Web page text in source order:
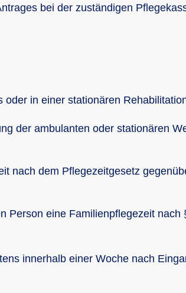
bei der zuständigen
in einer stationären
der ambulanten oder stationären
nach dem Pflegezeitgesetz
Person eine Familienpflegezeit
innerhalb einer Woche nach